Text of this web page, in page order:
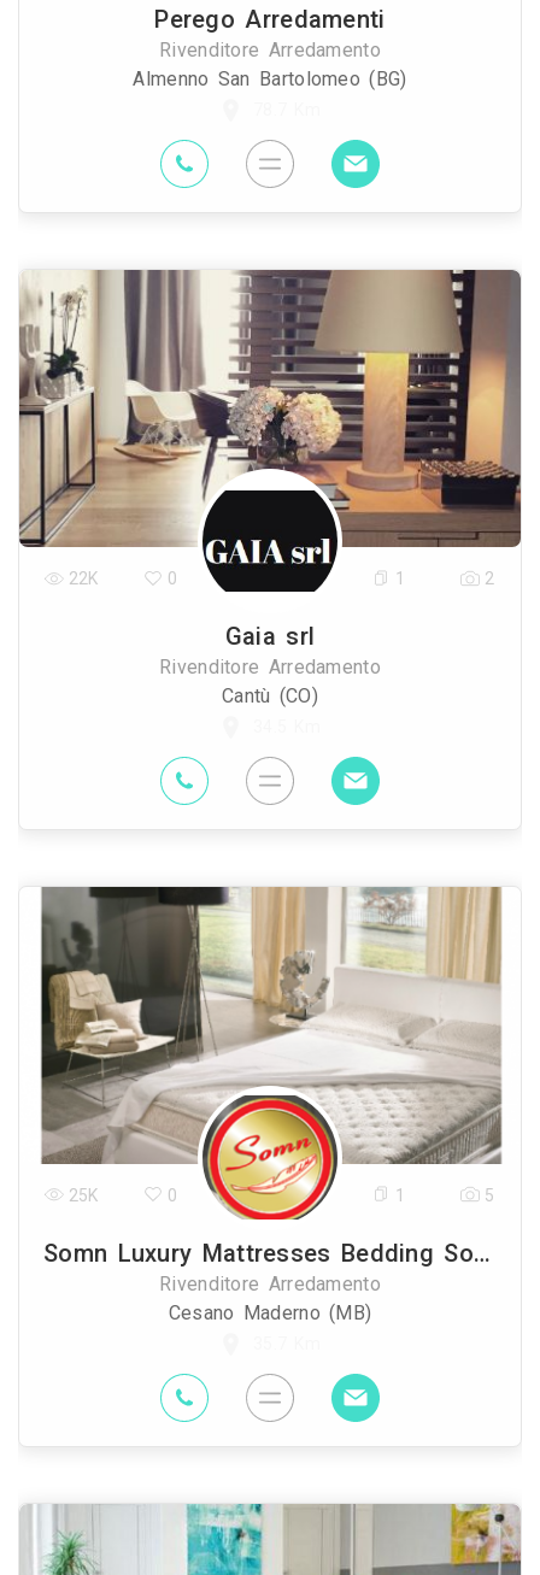
Perego Arredamenti
Rivenditore Arredamento
Almenno San Bartolomeo (BG)
Gaia srl
Rivenditore Arredamento
Cantù (CO)
22K 0 1 2
Somn Luxury Mattresses Bedding Solutions
Rivenditore Arredamento
Cesano Maderno (MB)
25K 0 1 5